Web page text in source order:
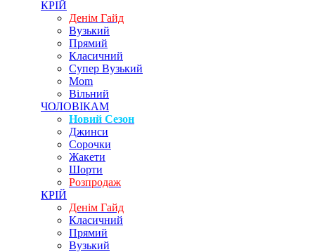
КРІЙ
Денім Гайд
Вузький
Прямий
Класичний
Супер Вузький
Mom
Вільний
ЧОЛОВІКАМ
Новий Сезон
Джинси
Сорочки
Жакети
Шорти
Розпродаж
КРІЙ
Денім Гайд
Класичний
Прямий
Вузький